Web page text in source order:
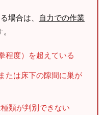
場合は、 自力での作業
程度）を超えている
たは床下の隙間に巣が
類が判別できない